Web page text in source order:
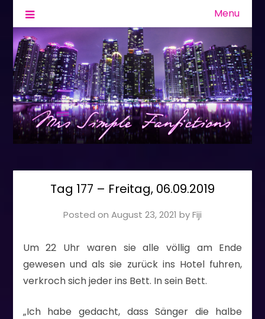
Mrs Simple
Fanfiction & Geschichten Menu
Tag 177 – Freitag, 06.09.2019
Posted on August 23, 2021 byFiji
Um 22 Uhr waren sie alle völlig am Ende
gewesen und als sie zurück ins Hotel fuhren,
verkroch sich jeder ins Bett. In sein Bett.
„Ich habe gedacht, dass Sänger die halbe